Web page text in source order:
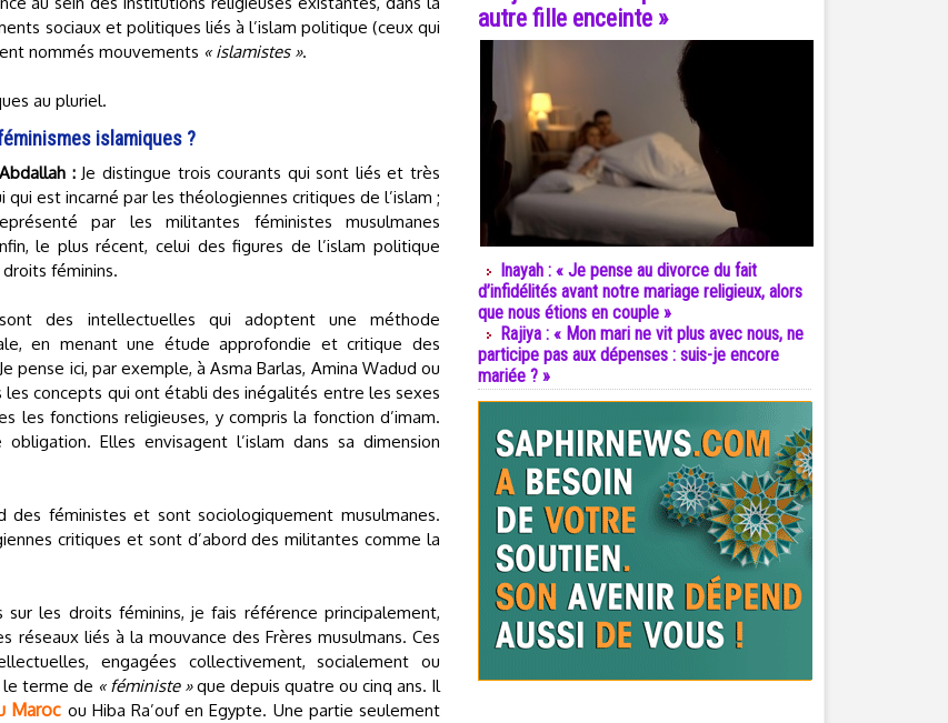
sociaux et politiques liés à l’islam politique (ceux qui
nommés mouvements « islamistes ».
au pluriel.
islamiques ?
:Je distingue trois courants qui sont liés et très
qui est incarné par les théologiennes critiques de l’islam ;
par les militantes féministes musulmanes
le plus récent, celui des figures de l’islam politique
féminins.
des intellectuelles qui adoptent une méthode
en menant une étude approfondie et critique des
ici, par exemple, à Asma Barlas, Amina Wadud ou
concepts qui ont établi des inégalités entre les sexes
fonctions religieuses, y compris la fonction d’imam.
Elles envisagent l’islam dans sa dimension
des féministes et sont sociologiquement musulmanes.
critiques et sont d’abord des militantes comme la
les droits féminins, je fais référence principalement,
liés à la mouvance des Frères musulmans. Ces
engagées collectivement, socialement ou
le terme de « féministe »que depuis quatre ou cinq ans. Il
Maroc ou Hiba Ra’ouf en Egypte. Une partie seulement
autre fille enceinte »
Inayah : « Je pense au divorce du fait
d’infidélités avant notre mariage religieux, alors
que nous étions en couple »
Rajiya : « Mon mari ne vit plus avec nous, ne
participe pas aux dépenses : suis-je encore
mariée ? »